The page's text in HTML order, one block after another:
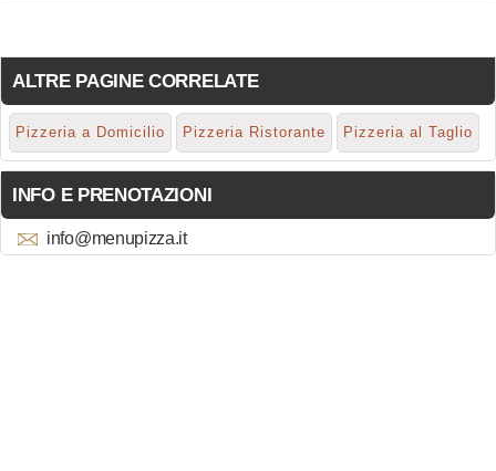
ALTRE PAGINE CORRELATE
Pizzeria a Domicilio Pizzeria Ristorante Pizzeria al Taglio
INFO E PRENOTAZIONI
info@menupizza.it